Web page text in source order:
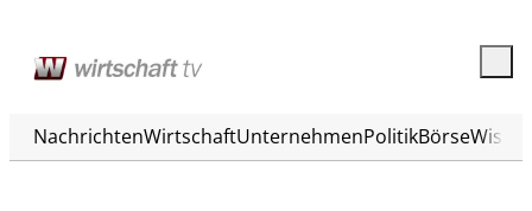
NachrichtenWirtschaftUnternehmenPolitikBörse